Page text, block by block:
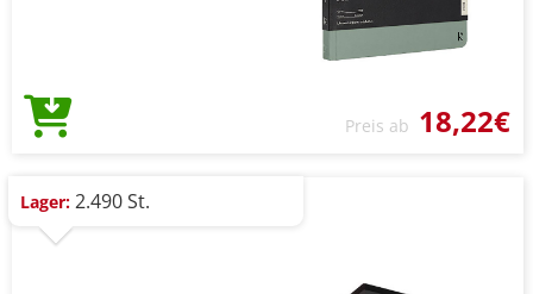
Preis ab 18,22€
Lager: 2.490 St.